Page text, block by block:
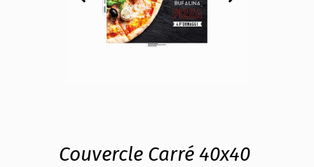
Couvercle Carré 40x40